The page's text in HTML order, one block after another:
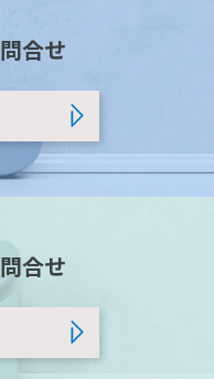
合せ
合せ